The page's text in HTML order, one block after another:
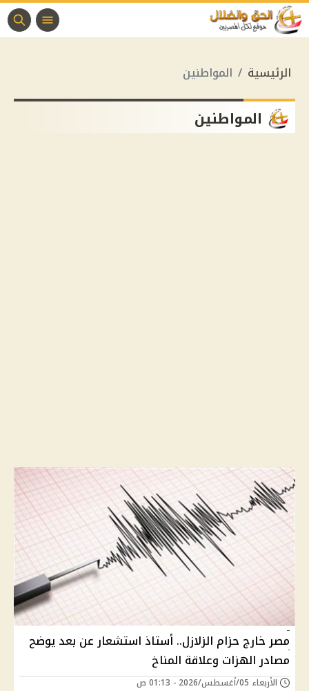
الرئيسية المواطنين
المواطنين
مصر خارج حزام الزلازل.. أستاذ استشعار عن بعد يوضح
مصادر الهزات وعلاقة المناخ
الأربعاء 05/أغسطس/2026 - 01:13 ص